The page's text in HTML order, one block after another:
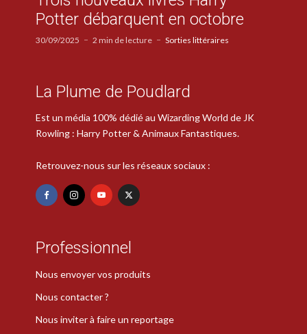
Potter débarquent en octobre
30/09/2025 2 min de lecture Sorties littéraires
La Plume de Poudlard
Est un média 100% dédié au Wizarding World de JK
Rowling : Harry Potter & Animaux Fantastiques.
Retrouvez-nous sur les réseaux sociaux :
Professionnel
Nous envoyer vos produits
Nous contacter ?
Nous inviter à faire un reportage